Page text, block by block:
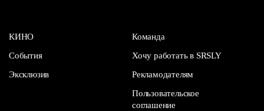
КИНО
События
Эксклюзив
Команда
Хочу работать в SRSLY
Рекламодателям
Пользовательское
соглашение